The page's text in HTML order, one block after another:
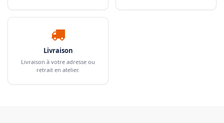
Livraison
Livraison à votre adresse ou
retrait en atelier.